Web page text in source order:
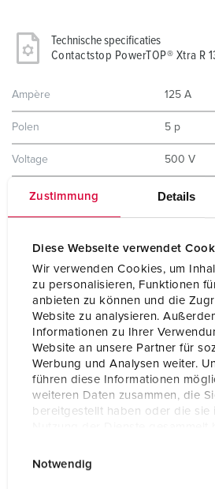
Zustimmung Details
Diese Webseite verwendet
Wir verwenden Cookies, um
zu personalisieren, Funktionen
anbieten zu können und die
Website zu analysieren.
Informationen zu Ihrer
Website an unsere Partner für
Werbung und Analysen weiter.
führen diese Informationen
weiteren Daten zusammen, die
bereitgestellt haben oder die sie
Notwendig
Technische specificaties
Contactstop PowerTOP® Xtra R
Ampère 125 A
Polen 5 p
Voltage 500 V
Uurstand 7 h
Contacten
Beschermingsgraad IP67
Gewicht 1400 g
Certificeringen
CB
VDE